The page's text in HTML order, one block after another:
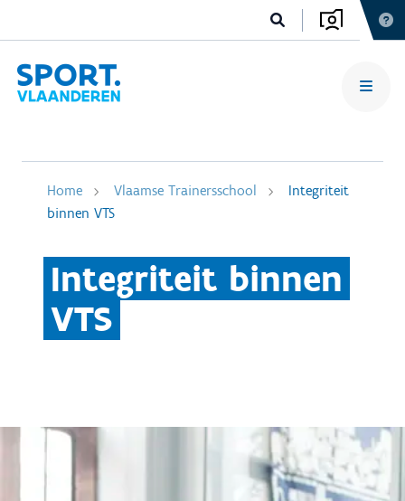
Home Vlaamse Trainersschool
Integriteit
binnen VTS
Integriteit binnen
VTS